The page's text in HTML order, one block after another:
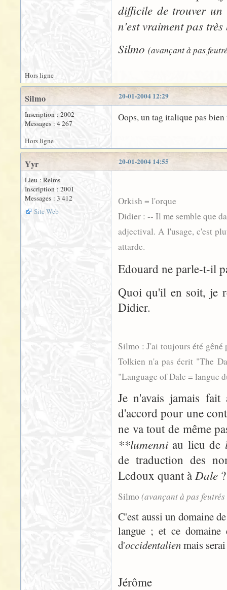
difficile de trouver
n'est vraiment pas
Silmo (avançant à pas
Hors ligne
20-01-2004 12:29
Silmo
Inscription : 2002
Messages : 4 267
Oops, un tag italique pas
Hors ligne
20-01-2004 14:55
Yyr
Lieu : Reims
Inscription : 2001
Messages : 3 412
Site Web
Orkish = l'orque
Didier : -- Il me semble que
adjectival. A l'usage, c'est
attarde.
Edouard ne parle-t-il
Quoi qu'il en soit, je
Didier.
Silmo : J'ai toujours été
Tolkien n'a pas écrit "The
"Language of Dale = langue
Je n'avais jamais
d'accord pour une
ne va tout de même
**lumenniau lieu de
de traduction des
Ledoux quant à Dale ?
Silmo (avançant à pas
C'est aussi un domaine
langue ; et ce
d'occidentalienmais
Jérôme